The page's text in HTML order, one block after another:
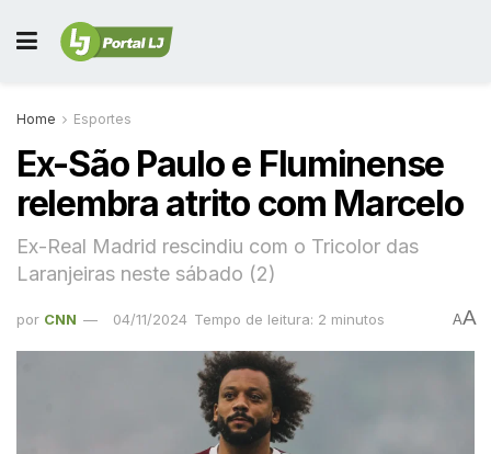
Home Esportes
Ex-São Paulo e Fluminense
relembra atrito com Marcelo
Ex-Real Madrid rescindiu com o Tricolor das
Laranjeiras neste sábado (2)
por CNN 04/11/2024 Tempo de leitura: 2 minutos AA